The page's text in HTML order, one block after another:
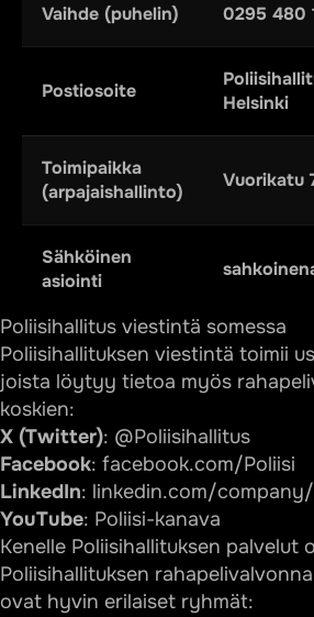
Vaihde (puhelin) 0295 480
Postiosoite
Helsinki
Toimipaikka
(arpajaishallinto)
Vuorikatu
Sähköinen
asiointi
Poliisihallitus viestintä somessa
Poliisihallituksen viestintä toimii
joista löytyy tietoa myös
koskien:
X (Twitter): @Poliisihallitus
Facebook: facebook.com/Poliisi
LinkedIn: linkedin.com/
YouTube: Poliisi-kanava
Kenelle Poliisihallituksen palvelut
Poliisihallituksen
ovat hyvin erilaiset ryhmät: